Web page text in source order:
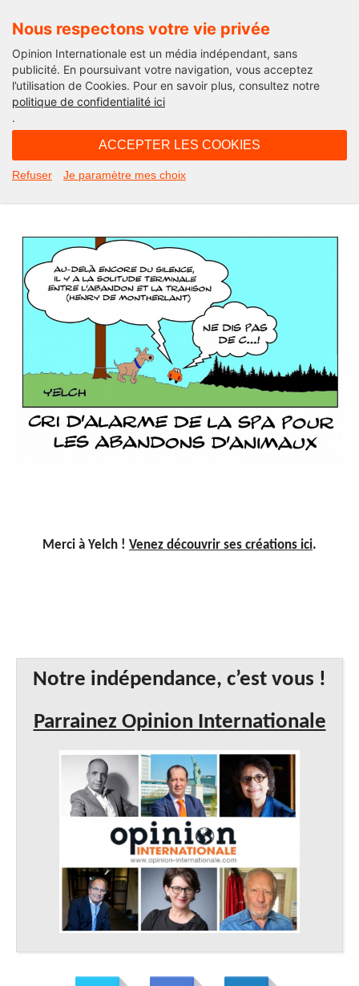
Nous respectons votre vie privée
Opinion Internationale est un média indépendant, sans
publicité. En poursuivant votre navigation, vous acceptez
l’utilisation de Cookies. Pour en savoir plus, consultez notre
politique de confidentialité ici
.
ACCEPTER LES COOKIES
Refuser Je paramètre mes choix
Actu'Folies
Actu’Folies : les hommes sont-ils les
Merci à Yelch ! Venez découvrir ses créations ici.
Notre indépendance, c’est vous !
Parrainez Opinion Internationale